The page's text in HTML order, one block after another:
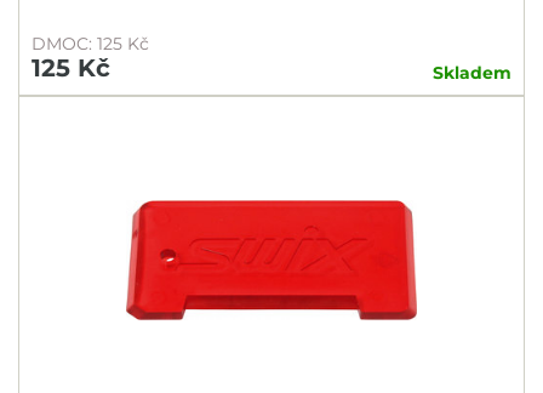
DMOC: 125 Kč
125 Kč Skladem